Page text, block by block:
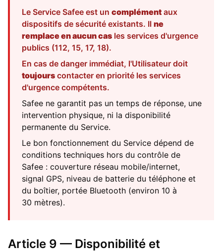
Le Service Safee est un complément aux
dispositifs de sécurité existants. Il ne
remplace en aucun cas les services d'urgence
publics (112, 15, 17, 18).
En cas de danger immédiat, l'Utilisateur doit
toujours contacter en priorité les services
d'urgence compétents.
Safee ne garantit pas un temps de réponse, une
intervention physique, ni la disponibilité
permanente du Service.
Le bon fonctionnement du Service dépend de
conditions techniques hors du contrôle de
Safee : couverture réseau mobile/internet,
signal GPS, niveau de batterie du téléphone et
du boîtier, portée Bluetooth (environ 10 à
30 mètres).
Article 9 — Disponibilité et